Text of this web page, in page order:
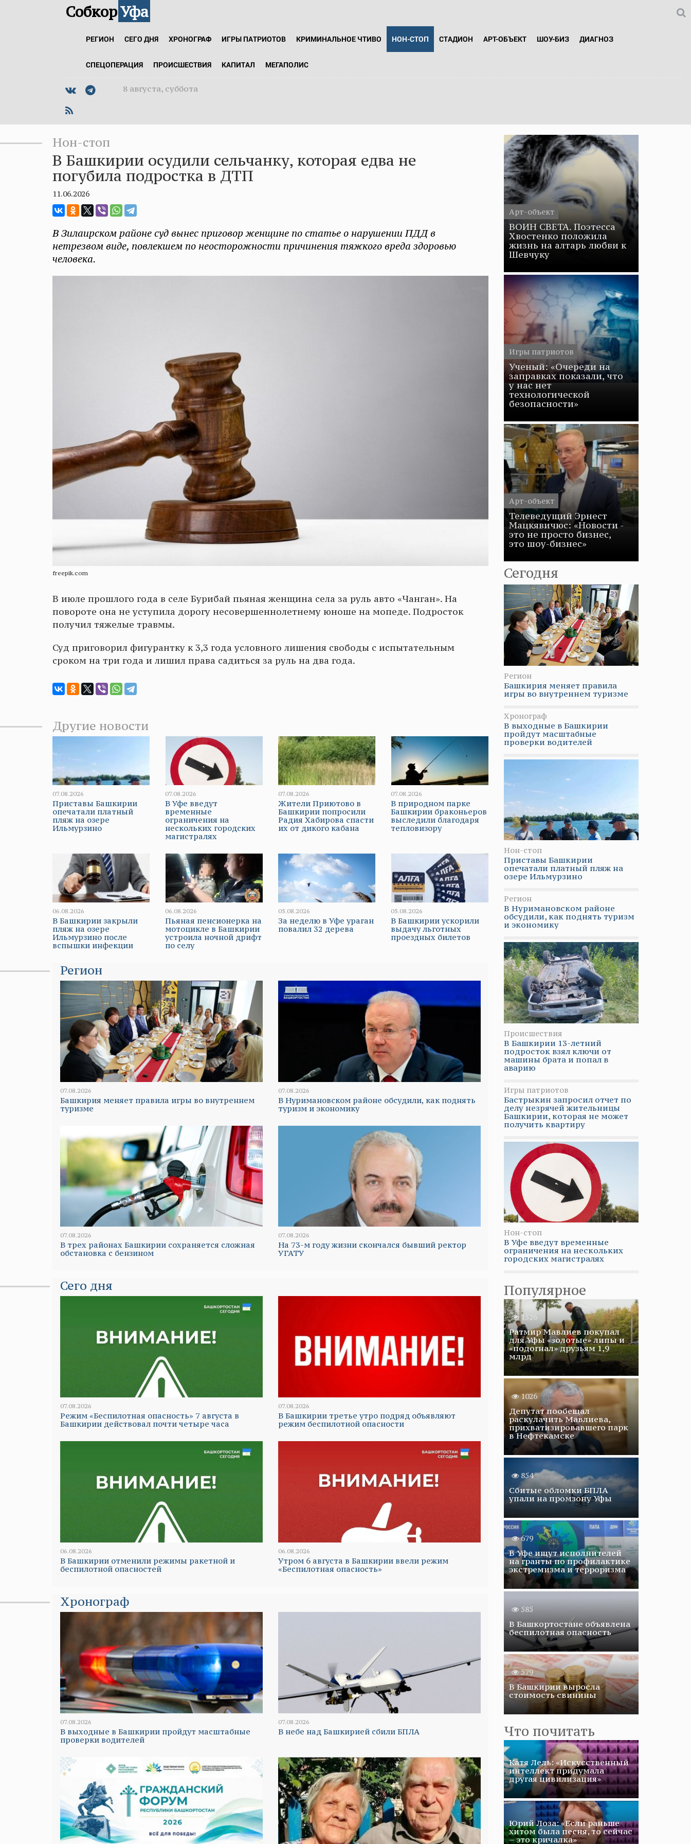
СобкорУфа
РЕГИОН СЕГО ДНЯ ХРОНОГРАФ ИГРЫ ПАТРИОТОВ КРИМИНАЛЬНОЕ ЧТИВО НОН-СТОП СТАДИОН АРТ-ОБЪЕКТ ШОУ-БИЗ ДИАГНОЗ
СПЕЦОПЕРАЦИЯ ПРОИСШЕСТВИЯ КАПИТАЛ МЕГАПОЛИС
8 августа, суббота
Нон-стоп
В Башкирии осудили сельчанку, которая едва не
погубила подростка в ДТП
11.06.2026
В Зилаирском районе суд вынес приговор женщине по статье о нарушении ПДД в
нетрезвом виде, повлекшем по неосторожности причинения тяжкого вреда здоровью
человека.
freepik.com
В июле прошлого года в селе Бурибай пьяная женщина села за руль авто «Чанган». На
повороте она не уступила дорогу несовершеннолетнему юноше на мопеде. Подросток
получил тяжелые травмы.
Суд приговорил фигурантку к 3,3 года условного лишения свободы с испытательным
сроком на три года и лишил права садиться за руль на два года.
Другие новости
07.08.2026
Приставы Башкирии
опечатали платный
пляж на озере
Ильмурзино
07.08.2026
В Уфе введут
временные
ограничения на
нескольких городских
магистралях
07.08.2026
Жители Приютово в
Башкирии попросили
Радия Хабирова спасти
их от дикого кабана
07.08.2026
В природном парке
Башкирии браконьеров
выследили благодаря
тепловизору
06.08.2026
В Башкирии закрыли
пляж на озере
Ильмурзино после
вспышки инфекции
06.08.2026
Пьяная пенсионерка на
мотоцикле в Башкирии
устроила ночной дрифт
по селу
05.08.2026
За неделю в Уфе ураган
повалил 32 дерева
05.08.2026
В Башкирии ускорили
выдачу льготных
проездных билетов
Регион
07.08.2026
Башкирия меняет правила игры во внутреннем
туризме
07.08.2026
В Нуримановском районе обсудили, как поднять
туризм и экономику
07.08.2026
В трех районах Башкирии сохраняется сложная
обстановка с бензином
07.08.2026
На 73-м году жизни скончался бывший ректор
УГАТУ
Сего дня
07.08.2026
Режим «Беспилотная опасность» 7 августа в
Башкирии действовал почти четыре часа
07.08.2026
В Башкирии третье утро подряд объявляют
режим беспилотной опасности
06.08.2026
В Башкирии отменили режимы ракетной и
беспилотной опасностей
06.08.2026
Утром 6 августа в Башкирии ввели режим
«Беспилотная опасность»
Хронограф
07.08.2026
В выходные в Башкирии пройдут масштабные
проверки водителей
07.08.2026
В небе над Башкирией сбили БПЛА
Арт-объект
ВОИН СВЕТА. Поэтесса
Хвостенко положила
жизнь на алтарь любви к
Шевчуку
Игры патриотов
Ученый: «Очереди на
заправках показали, что
у нас нет
технологической
безопасности»
Арт-объект
Телеведущий Эрнест
Мацкявичюс: «Новости -
это не просто бизнес,
это шоу-бизнес»
Сегодня
Регион
Башкирия меняет правила
игры во внутреннем туризме
Хронограф
В выходные в Башкирии
пройдут масштабные
проверки водителей
Нон-стоп
Приставы Башкирии
опечатали платный пляж на
озере Ильмурзино
Регион
В Нуримановском районе
обсудили, как поднять туризм
и экономику
Происшествия
В Башкирии 13-летний
подросток взял ключи от
машины брата и попал в
аварию
Игры патриотов
Бастрыкин запросил отчет по
делу незрячей жительницы
Башкирии, которая не может
получить квартиру
Нон-стоп
В Уфе введут временные
ограничения на нескольких
городских магистралях
Популярное
1526
Ратмир Мавлиев покупал
для Уфы «золотые» липы и
«подогнал» друзьям 1,9
млрд
1026
Депутат пообещал
раскулачить Мавлиева,
прихватизировавшего парк
в Нефтекамске
854
Сбитые обломки БПЛА
упали на промзону Уфы
679
В Уфе ищут исполнителей
на гранты по профилактике
экстремизма и терроризма
585
В Башкортостане объявлена
беспилотная опасность
579
В Башкирии выросла
стоимость свинины
Что почитать
Катя Лель: «Искусственный
интеллект придумала
другая цивилизация»
Юрий Лоза: «Если раньше
хитом была песня, то сейчас
– это кричалка»